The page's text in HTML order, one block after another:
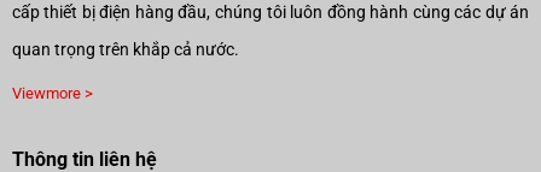
cấp thiết bị điện hàng đầu, chúng tôi luôn đồng hành cùng các dự án
quan trọng trên khắp cả nước.
Viewmore >
Thông tin liên hệ